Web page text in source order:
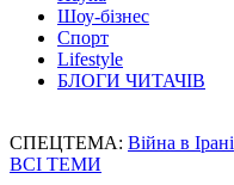
Шоу-бізнес
Спорт
Lifestyle
БЛОГИ ЧИТАЧІВ
СПЕЦТЕМА: Війна в Ірані
ВСІ ТЕМИ